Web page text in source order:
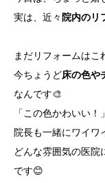
実は、近々 院内のリ
まだリフォームはこ
今ちょうど床の色や
なんです🎨
「この色かわいい
院長も一緒にワイワ
どんな雰囲気の医院
です😊